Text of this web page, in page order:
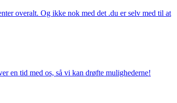
overalt. Og ikke nok med det .du er selv med til at
en tid med os, så vi kan drøfte mulighederne!